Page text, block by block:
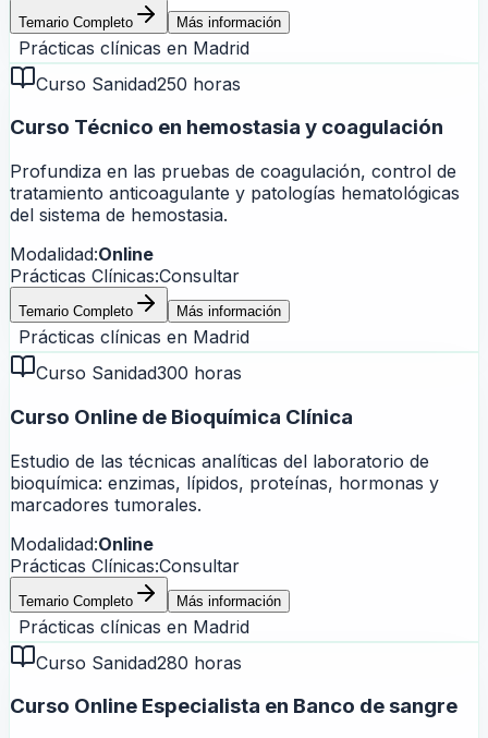
Temario Completo Más información
Prácticas clínicas en Madrid
Curso Sanidad250 horas
Curso Técnico en hemostasia y coagulación
Profundiza en las pruebas de coagulación, control de
tratamiento anticoagulante y patologías hematológicas
del sistema de hemostasia.
Modalidad:Online
Prácticas Clínicas:Consultar
Temario Completo Más información
Prácticas clínicas en Madrid
Curso Sanidad300 horas
Curso Online de Bioquímica Clínica
Estudio de las técnicas analíticas del laboratorio de
bioquímica: enzimas, lípidos, proteínas, hormonas y
marcadores tumorales.
Modalidad:Online
Prácticas Clínicas:Consultar
Temario Completo Más información
Prácticas clínicas en Madrid
Curso Sanidad280 horas
Curso Online Especialista en Banco de sangre